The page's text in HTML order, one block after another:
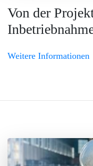
Von der
Weitere Informationen